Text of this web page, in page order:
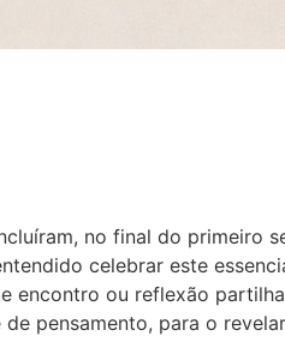
no final do primeiro
celebrar este
encontro ou reflexão
pensamento, para o